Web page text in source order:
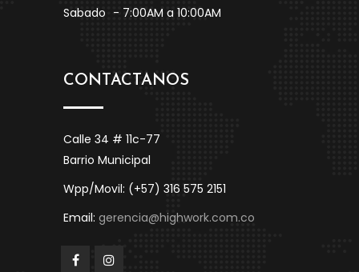
Sabado - 7:00AM a 10:00AM
CONTACTANOS
Calle 34 # 11c-77
Barrio Municipal
Wpp/Movil: (+57) 316 575 2151
Email: gerencia@highwork.com.co